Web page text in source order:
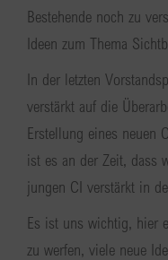
Bestehende noch zu
Ideen zum Thema
In der letzten
verstärkt auf die
Erstellung eines neuen
ist es an der Zeit, dass
jungen CI verstärkt in
Es ist uns wichtig, hier
zu werfen, viele neue